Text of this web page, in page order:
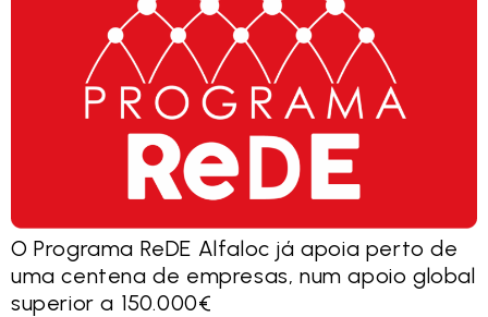
O Programa ReDE Alfaloc já apoia perto de
uma centena de empresas, num apoio global
superior a 150.000€